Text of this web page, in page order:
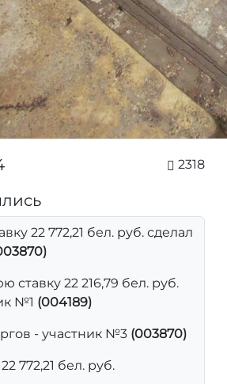
2318
22 772,21 бел. руб. сделал
ставку 22 216,79 бел. руб.
№1 (004189)
- участник №3 (003870)
772,21 бел. руб.